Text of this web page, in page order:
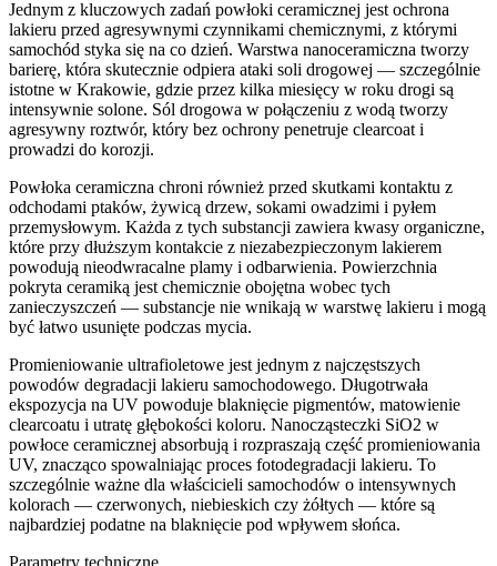
Jednym z kluczowych zadań powłoki ceramicznej jest ochrona
lakieru przed agresywnymi czynnikami chemicznymi, z którymi
samochód styka się na co dzień. Warstwa nanoceramiczna tworzy
barierę, która skutecznie odpiera ataki soli drogowej — szczególnie
istotne w Krakowie, gdzie przez kilka miesięcy w roku drogi są
intensywnie solone. Sól drogowa w połączeniu z wodą tworzy
agresywny roztwór, który bez ochrony penetruje clearcoat i
prowadzi do korozji.
Powłoka ceramiczna chroni również przed skutkami kontaktu z
odchodami ptaków, żywicą drzew, sokami owadzimi i pyłem
przemysłowym. Każda z tych substancji zawiera kwasy organiczne,
które przy dłuższym kontakcie z niezabezpieczonym lakierem
powodują nieodwracalne plamy i odbarwienia. Powierzchnia
pokryta ceramiką jest chemicznie obojętna wobec tych
zanieczyszczeń — substancje nie wnikają w warstwę lakieru i mogą
być łatwo usunięte podczas mycia.
Promieniowanie ultrafioletowe jest jednym z najczęstszych
powodów degradacji lakieru samochodowego. Długotrwała
ekspozycja na UV powoduje blaknięcie pigmentów, matowienie
clearcoatu i utratę głębokości koloru. Nanocząsteczki SiO2 w
powłoce ceramicznej absorbują i rozpraszają część promieniowania
UV, znacząco spowalniając proces fotodegradacji lakieru. To
szczególnie ważne dla właścicieli samochodów o intensywnych
kolorach — czerwonych, niebieskich czy żółtych — które są
najbardziej podatne na blaknięcie pod wpływem słońca.
Parametry techniczne